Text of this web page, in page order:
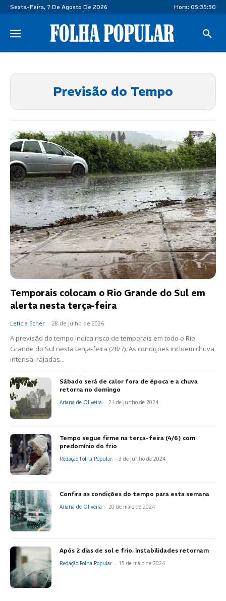
Sexta-Feira, 7 De Agosto De 2026 Hora: 05:35:50
Previsão do Tempo
Temporais colocam o Rio Grande do Sul em
alerta nesta terça-feira
Letícia Echer - 28 de julho de 2026
A previsão do tempo indica risco de temporais em todo o Rio
Grande do Sul nesta terça-feira (28/7). As condições incluem chuva
intensa, rajadas...
Sábado será de calor fora de época e a chuva
retorna no domingo
Ariana de Oliveira - 21 de junho de 2024
Tempo segue firme na terça-feira (4/6) com
predomínio do frio
Redação Folha Popular - 3 de junho de 2024
Confira as condições do tempo para esta semana
Ariana de Oliveira - 20 de maio de 2024
Após 2 dias de sol e frio, instabilidades retornam
Redação Folha Popular - 15 de maio de 2024